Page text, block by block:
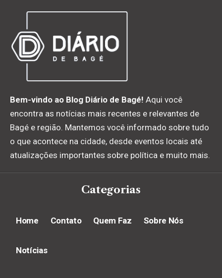
Bem-vindo ao Blog Diário de Bagé! Aqui você
encontra as notícias mais recentes e relevantes de
Bagé e região. Mantemos você informado sobre tudo
o que acontece na cidade, desde eventos locais até
atualizações importantes sobre política e muito mais.
Categorias
Home Contato Quem Faz Sobre Nós
Notícias